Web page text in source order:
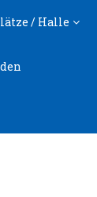
/ Halle